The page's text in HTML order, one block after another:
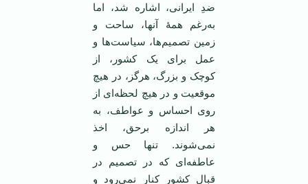
ضدِ ایرانی، اشاره شد، اما
به‌رغم همۀ آنها، ساحت و
زمین تصمیم‌ها، سیاست‌ها و
عمل برای یک کشور، از
کوچک و بزرگ، هرگز، در هیچ
موقعیت و در هیچ لحظه‌ای از
روی احساس و عواطف، به
هر اندازه برحق، اخذ
نمی‌شوند. تنها حس و
عاطفه‌ای که در تصمیم در
قبال کشور کنار نمی‌رود و